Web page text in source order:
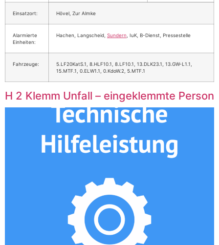
Einsatzort: Hövel, Zur Almke
Alarmierte
Einheiten:
Hachen, Langscheid, Sundern , IuK, B-Dienst, Pressestelle
Fahrzeuge:
5.LF20KatS.1, 8.HLF10.1, 8.LF10.1, 13.DLK23.1, 13.GW-L1.1,
15.MTF.1, 0.ELW1.1, 0.KdoW.2, 5.MTF.1
H 2 Klemm Unfall – eingeklemmte Person